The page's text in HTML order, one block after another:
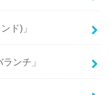
ド)」
ンチ」